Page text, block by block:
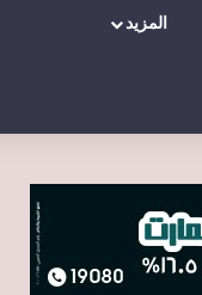
المزيد